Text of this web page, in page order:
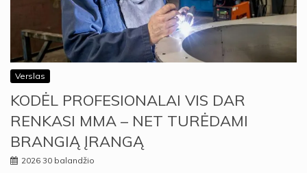
Verslas
KODĖL PROFESIONALAI VIS DAR
RENKASI MMA – NET TURĖDAMI
BRANGIĄ ĮRANGĄ
2026 30 balandžio